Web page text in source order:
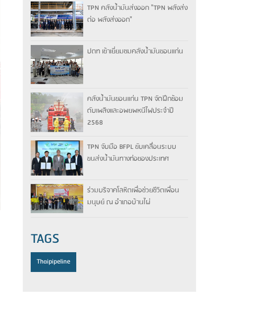
TPN คลังน้ำมันส่งออก "TPN พลังส่ง
ต่อ พลังส่งออก"
ปตท เข้าเยี่ยมชมคลังน้ำมันขอนแก่น
คลังน้ำมันขอนแก่น TPN จัดฝึกซ้อม
ดับเพลิงและอพยพหนีไฟประจำปี
2568
TPN จับมือ BFPL ขับเคลื่อนระบบ
ขนส่งน้ำมันทางท่อของประเทศ
ร่วมบริจาคโลหิตเพื่อช่วยชีวิตเพื่อน
มนุษย์ ณ อำเภอบ้านไผ่
TAGS
Thaipipeline